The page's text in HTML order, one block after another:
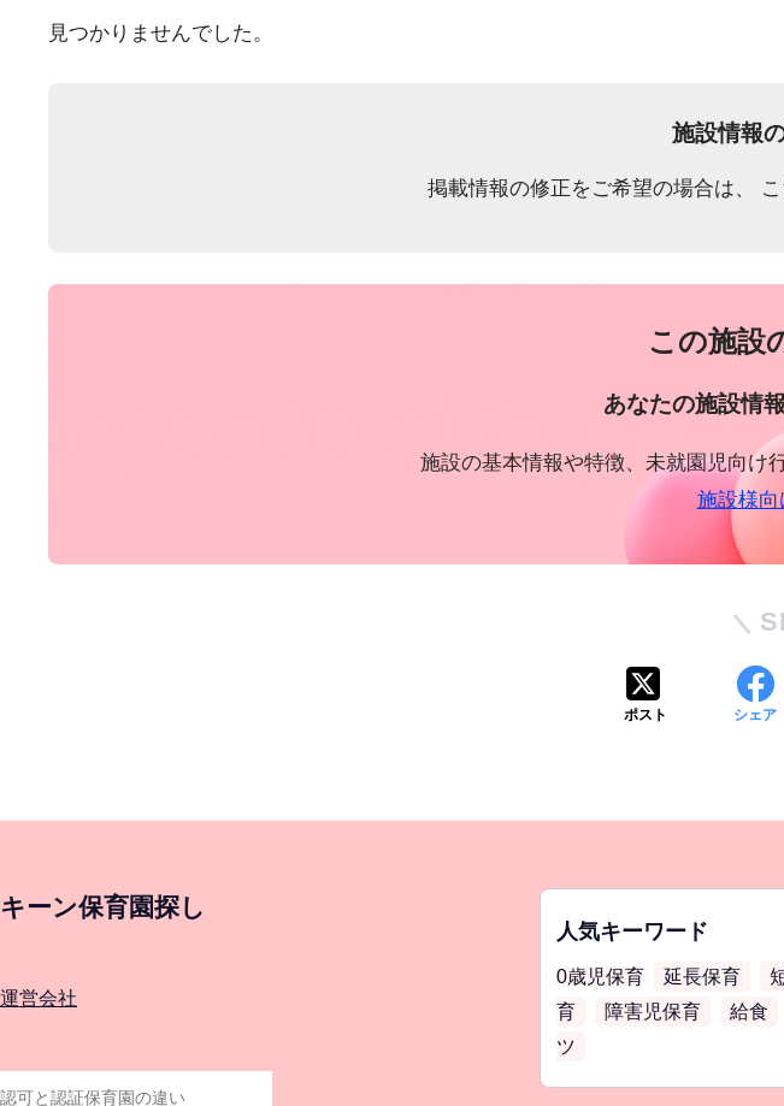
見つかりませんでした。
施設情報
掲載情報の修正をご希望の場合は、
この施設
あなたの施設情
施設の基本情報や特徴、未就園児向け
施設様
ポスト シェア
キーン保育園探し
運営会社
人気キーワード
0歳児保育 延長保育
育
障害児保育 給食
ツ